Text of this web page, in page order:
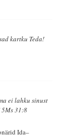
kartku Teda!
ei lahku sinust
31:8
Ida–